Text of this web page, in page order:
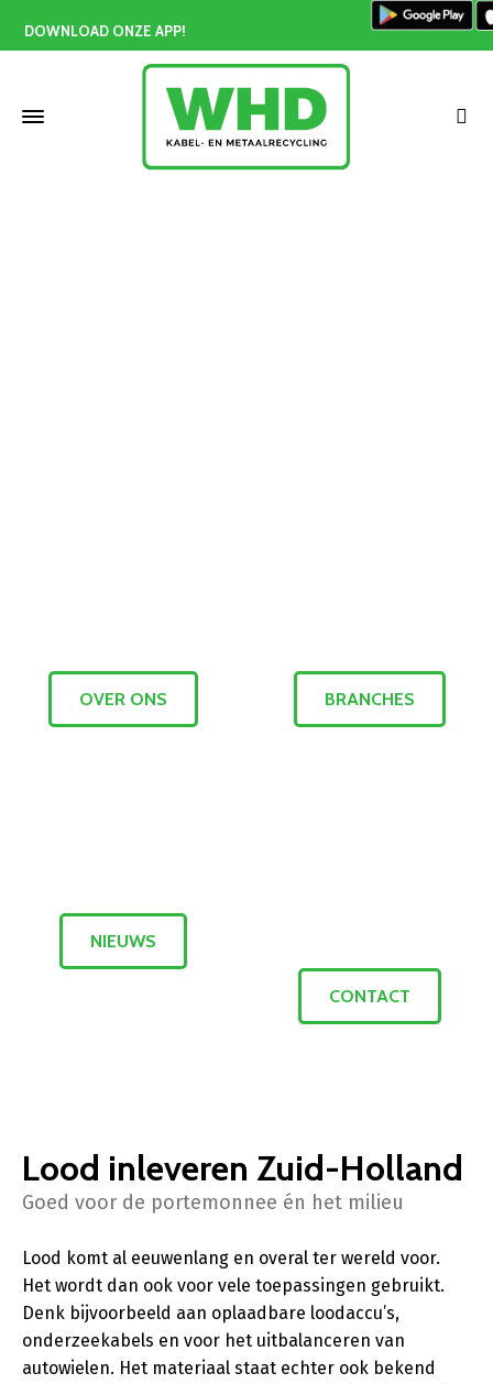
DOWNLOAD ONZE APP!
OVER ONS BRANCHES
NIEUWS
CONTACT
Lood inleveren Zuid-Holland
Goed voor de portemonnee én het milieu
Lood komt al eeuwenlang en overal ter wereld voor.
Het wordt dan ook voor vele toepassingen gebruikt.
Denk bijvoorbeeld aan oplaadbare loodaccu’s,
onderzeekabels en voor het uitbalanceren van
autowielen. Het materiaal staat echter ook bekend